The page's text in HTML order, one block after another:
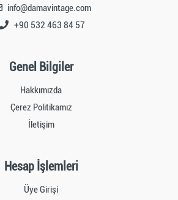
info@damavintage.com
+90 532 463 84 57
Genel Bilgiler
Hakkımızda
Çerez Politikamız
İletişim
Hesap İşlemleri
Üye Girişi